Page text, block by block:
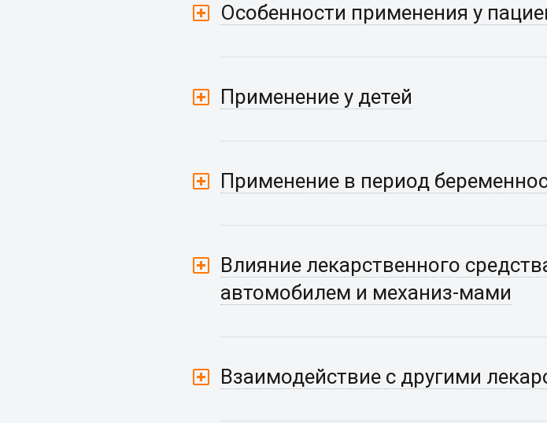
Особенности применения у
Применение у детей
Применение в период
Влияние лекарственного
автомобилем и механиз-мами
Взаимодействие с другими